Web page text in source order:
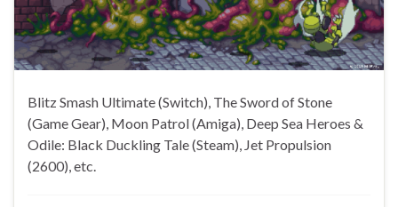
Blitz Smash Ultimate (Switch), The Sword of Stone
(Game Gear), Moon Patrol (Amiga), Deep Sea Heroes &
Odile: Black Duckling Tale (Steam), Jet Propulsion
(2600), etc.